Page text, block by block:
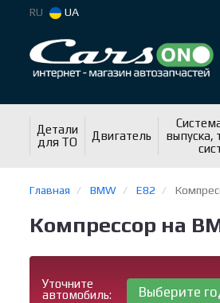
RU UA
Детали
для ТО
Двигатель
выпуска,
Главная BMW E82
Компрессор на
Уточните
автомобиль:
Выберите